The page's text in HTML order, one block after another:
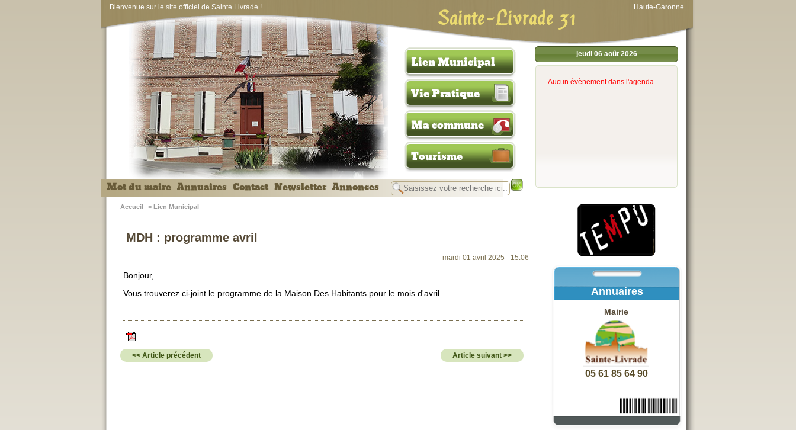
Bienvenue sur le site officiel de Sainte Livrade ! Sainte-Livrade 31 Haute-Garonne
Mot du maire Annuaires Contact Newsletter Annonces
Lien Municipal
Vie Pratique
Ma commune
Tourisme
jeudi 06 août 2026
Aucun évènement dans l'agenda
Accueil > Lien Municipal
MDH : programme avril
mardi 01 avril 2025 - 15:06
Bonjour,
Vous trouverez ci-joint le programme de la Maison Des Habitants pour le mois d'avril.
<< Article précédent Article suivant >>
Annuaires
Mairie
05 61 85 64 90